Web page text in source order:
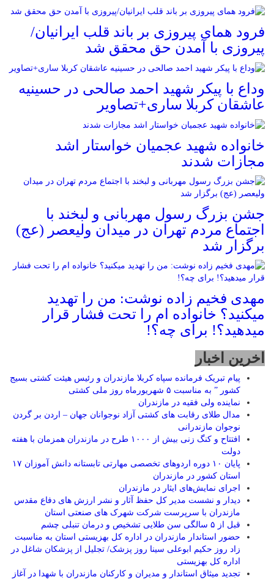
فرود همای پیروزی بر باند قلب ایرانیان/
پیروزی با آمدن حق محقق شد
وداع با پیکر شهید احمد صالحی‌ در حسینیه
عاشقان کربلا ساری+تصاویر
خانواده شهید عجمیان خواستار اشد
مجازات شدند
جشن بزرگ رسول مهربانی و لبخند با
اجتماع مردم تهران در میدان ولیعصر (عج)
برگزار شد
مهدی فخیم زاده نوشت: من را تهدید
میکنید؟ خانواده ام را‌ تحت فشار قرار
میدهید؟! برای چه؟!
اخرین اخبار
پیام تبریک فرمانده سپاه کربلا مازندران و رئیس هیئت کشتی بسیج
کشور ” به مناسبت ۵ شهریورماه روز ملی کشتی
نماينده ولی فقیه در مازندران
مدال طلای رقابت های کشتی آزاد نوجوانان جهان – اردن بر گردن
نوجوان مازندرانی
افتتاح و کنگ زنی بیش از ۱۰۰۰ طرح در مازندران همزمان با هفته
دولت
پایان ۱۰ دوره اردوهای تخصصی مهارتی تابستانه دانش آموزان ۱۷
استان کشور در مازندران
اجرای نمایش‌های ایثار در مازندران
دیدار و نشست مدیر کل حفظ آثار و نشر ارزش های دفاع مقدس
مازندران با سرپرست شرکت شهرک های صنعتی استان
قبل از ۵ سالگی سن طلایی تشخیص و درمان تنبلی چشم
حضور استاندار مازندران در اداره کل بهزیستی استان به مناسبت
زاد روز حکیم ابوعلی سینا روز پزشک/ تجلیل از پزشکان شاغل در
اداره کل بهزیستی
تجدید میثاق استاندار و مدیران و کارکنان مازندران با شهدا در آغاز